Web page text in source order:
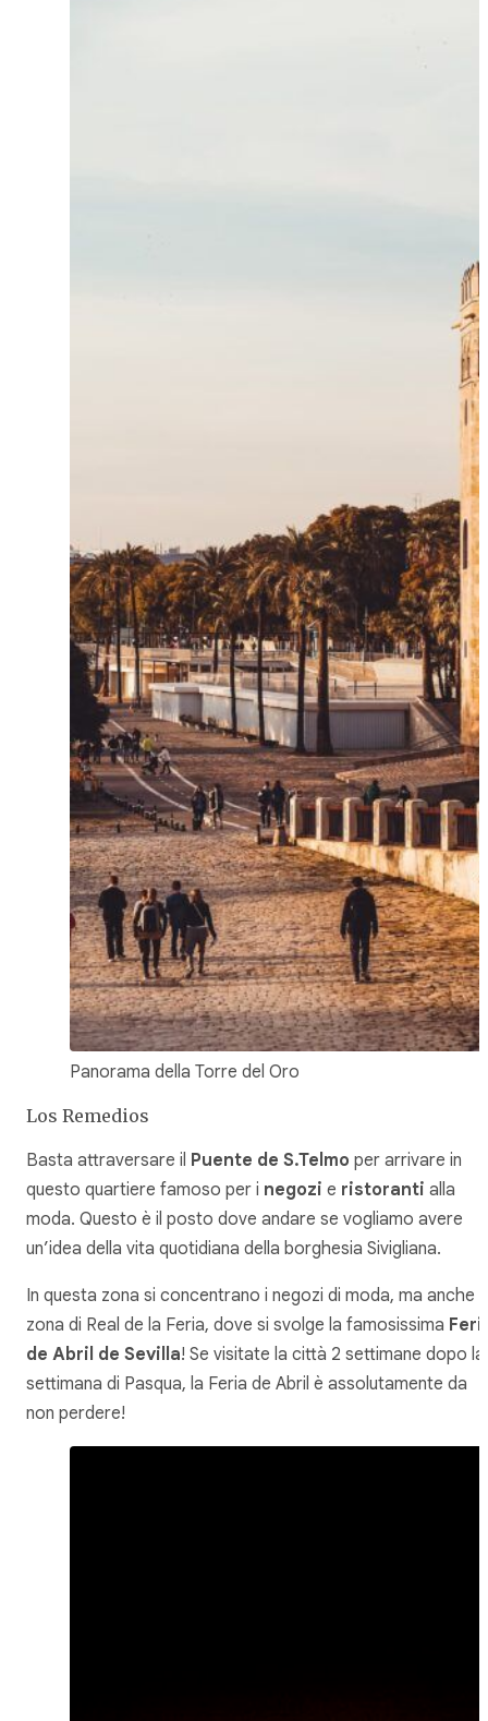
Panorama della Torre del Oro
Los Remedios
Basta attraversare il Puente de S.Telmo per arrivare in
questo quartiere famoso per i negozi e ristoranti alla
moda. Questo è il posto dove andare se vogliamo avere
un’idea della vita quotidiana della borghesia Sivigliana.
In questa zona si concentrano i negozi di moda, ma anche
zona di Real de la Feria, dove si svolge la famosissima
de Abril de Sevilla! Se visitate la città 2 settimane dopo la
settimana di Pasqua, la Feria de Abril è assolutamente da
non perdere!